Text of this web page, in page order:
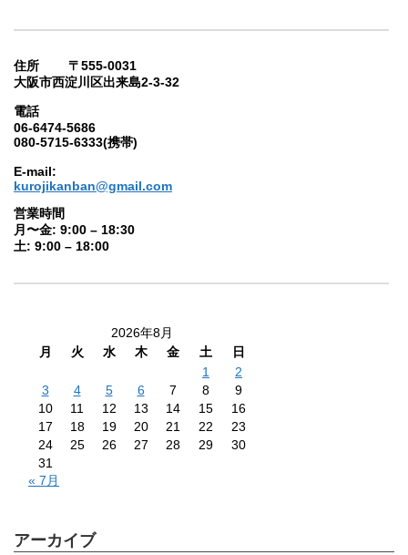
住所 〒555-0031
大阪市西淀川区出来島2-3-32
電話
06-6474-5686
080-5715-6333(携帯)
E-mail:
kurojikanban@gmail.com
営業時間
月〜金: 9:00 – 18:30
土: 9:00 – 18:00
2026年8月
月
火 水 木 金 土
日
1
2
3
4 5 6 7 8
9
10
11 12 13 14 15
16
17
18 19 20 21 22
23
24
25 26 27 28 29
30
31
« 7月
アーカイブ